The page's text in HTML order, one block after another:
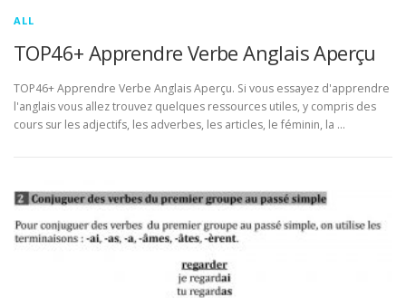
ALL
TOP46+ Apprendre Verbe Anglais Aperçu
TOP46+ Apprendre Verbe Anglais Aperçu. Si vous essayez d'apprendre
l'anglais vous allez trouvez quelques ressources utiles, y compris des
cours sur les adjectifs, les adverbes, les articles, le féminin, la …